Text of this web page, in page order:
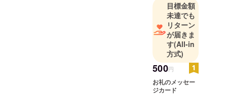
目標金額
未達でも
リターン
が届きま
す(All-in
方式)
500円
お礼のメッセー
ジカード